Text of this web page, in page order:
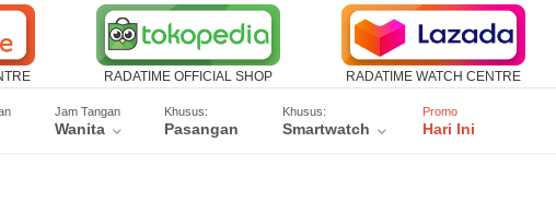
RADATIME OFFICIAL SHOP RADATIME WATCH CENTRE
Jam Tangan
Wanita
Khusus:
Pasangan
Khusus:
Smartwatch
Promo
Hari Ini